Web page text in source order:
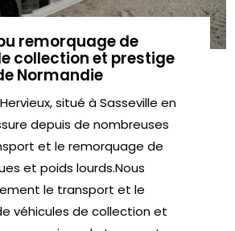
remorquage de
collection et prestige
Normandie
situé à Sasseville en
depuis de nombreuses
et le remorquage de
et poids lourds.Nous
le transport et le
véhicules de collection et